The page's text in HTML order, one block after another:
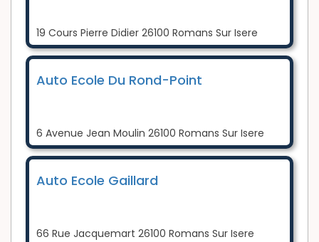
19 Cours Pierre Didier 26100 Romans Sur Isere
Auto Ecole Du Rond-Point
6 Avenue Jean Moulin 26100 Romans Sur Isere
Auto Ecole Gaillard
66 Rue Jacquemart 26100 Romans Sur Isere